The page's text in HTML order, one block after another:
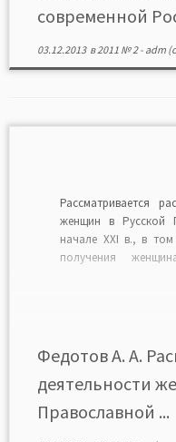
современной
03.12.2013в2011 № 2- adm
Рассматривается
женщин в Русской
начале XXI в., в
получения
Федотов А. А.
деятельности
Православной ...